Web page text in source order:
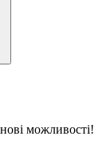
можливості!